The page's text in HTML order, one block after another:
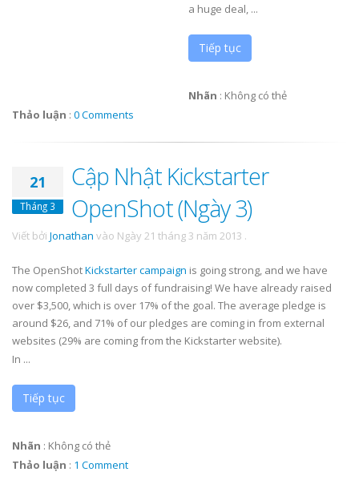
a huge deal, ...
Tiếp tục
Nhãn : Không có thẻ
Thảo luận : 0 Comments
21
Tháng 3
Cập Nhật Kickstarter
OpenShot (Ngày 3)
Viết bởi Jonathan vào Ngày 21 tháng 3 năm 2013 .
The OpenShotKickstarter campaign is going strong, and we have
now completed 3 full days of fundraising! We have already raised
over $3,500, which is over 17% of the goal. The average pledge is
around $26, and 71% of our pledges are coming in from external
websites (29% are coming from the Kickstarter website).
In ...
Tiếp tục
Nhãn : Không có thẻ
Thảo luận : 1 Comment